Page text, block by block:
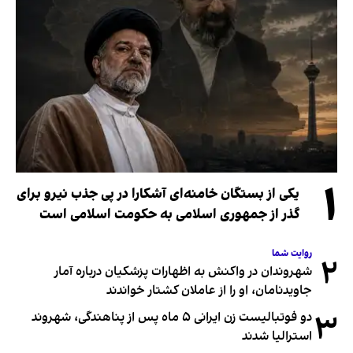
۱
یکی از بستگان خامنه‌ای آشکارا در پی جذب نیرو برای
گذر از جمهوری اسلامی به حکومت اسلامی است
۲ روایت شما
شهروندان در واکنش به اظهارات پزشکیان درباره آمار
جاویدنامان، او را از عاملان کشتار خواندند
۳
دو فوتبالیست زن ایرانی ۵ ماه پس از پناهندگی، شهروند
استرالیا شدند